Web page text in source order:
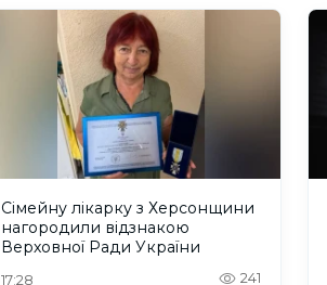
Сімейну лікарку з Херсонщини
нагородили відзнакою
Верховної Ради України
17:28 241